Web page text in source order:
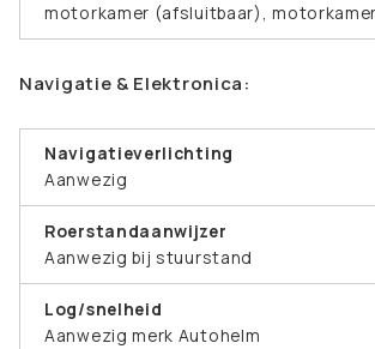
motorkamer (afsluitbaar),
Navigatie & Elektronica:
Navigatieverlichting
Aanwezig
Roerstandaanwijzer
Aanwezig bij stuurstand
Log/snelheid
Aanwezig merk Autohelm